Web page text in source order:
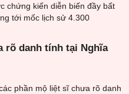
chứng kiến diễn biến đầy bất
tới mốc lịch sử 4.300
rõ danh tính tại Nghĩa
phần mộ liệt sĩ chưa rõ danh